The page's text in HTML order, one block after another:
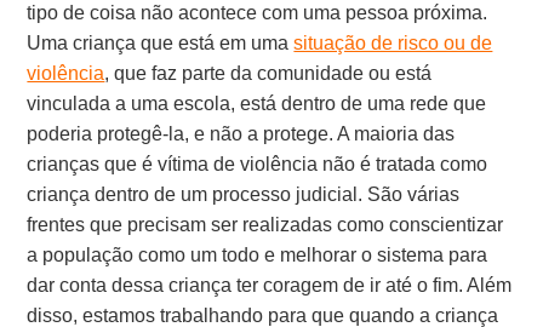
tipo de coisa não acontece com uma pessoa próxima.
Uma criança que está em umasituação de risco ou de
violência, que faz parte da comunidade ou está
vinculada a uma escola, está dentro de uma rede que
poderia protegê-la, e não a protege. A maioria das
crianças que é vítima de violência não é tratada como
criança dentro de um processo judicial. São várias
frentes que precisam ser realizadas como conscientizar
a população como um todo e melhorar o sistema para
dar conta dessa criança ter coragem de ir até o fim. Além
disso, estamos trabalhando para que quando a criança